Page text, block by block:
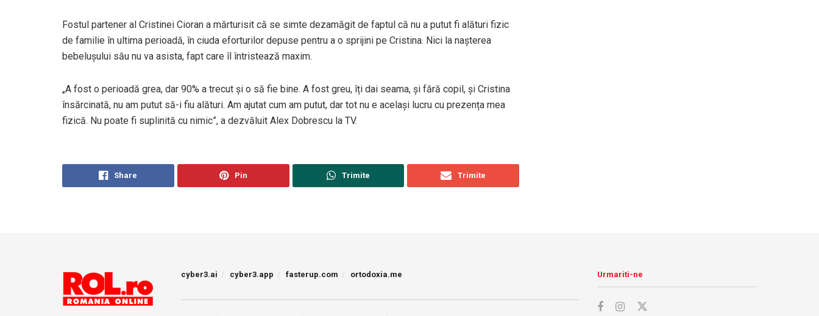
Fostul partener al Cristinei Cioran a mărturisit că se simte dezamăgit de faptul că nu a putut fi alături fizic
de familie în ultima perioadă, în ciuda eforturilor depuse pentru a o sprijini pe Cristina. Nici la nașterea
bebelușului său nu va asista, fapt care îl întristează maxim.
„A fost o perioadă grea, dar 90% a trecut și o să fie bine. A fost greu, îți dai seama, și fără copil, și Cristina
însărcinată, nu am putut să-i fiu alături. Am ajutat cum am putut, dar tot nu e același lucru cu prezența mea
fizică. Nu poate fi suplinită cu nimic”, a dezvăluit Alex Dobrescu la TV.
Share Pin Trimite Trimite
cyber3.ai cyber3.app fasterup.com ortodoxia.me Urmariti-ne